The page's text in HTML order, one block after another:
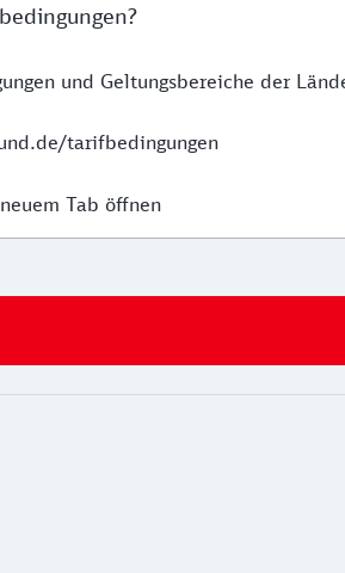
und Geltungsbereiche der
tarifbedingungen
Tab öffnen